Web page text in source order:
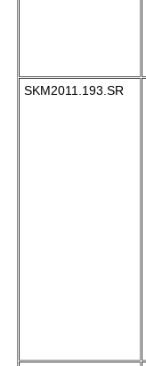
SKM2011.193.SR